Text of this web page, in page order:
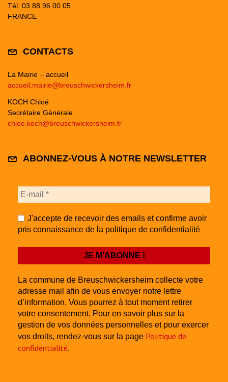
Tél: 03 88 96 00 05
FRANCE
CONTACTS
La Mairie – accueil
accueil.mairie@breuschwickersheim.fr
KOCH Chloé
Secrétaire Générale
chloe.koch@breuschwickersheim.fr
ABONNEZ-VOUS À NOTRE NEWSLETTER
J'accepte de recevoir des emails et confirme avoir
pris connaissance de la politique de confidentialité
La commune de Breuschwickersheim collecte votre
adresse mail afin de vous envoyer notre lettre
d’information. Vous pourrez à tout moment retirer
votre consentement. Pour en savoir plus sur la
gestion de vos données personnelles et pour exercer
vos droits, rendez-vous sur la page Politique de
confidentialité.